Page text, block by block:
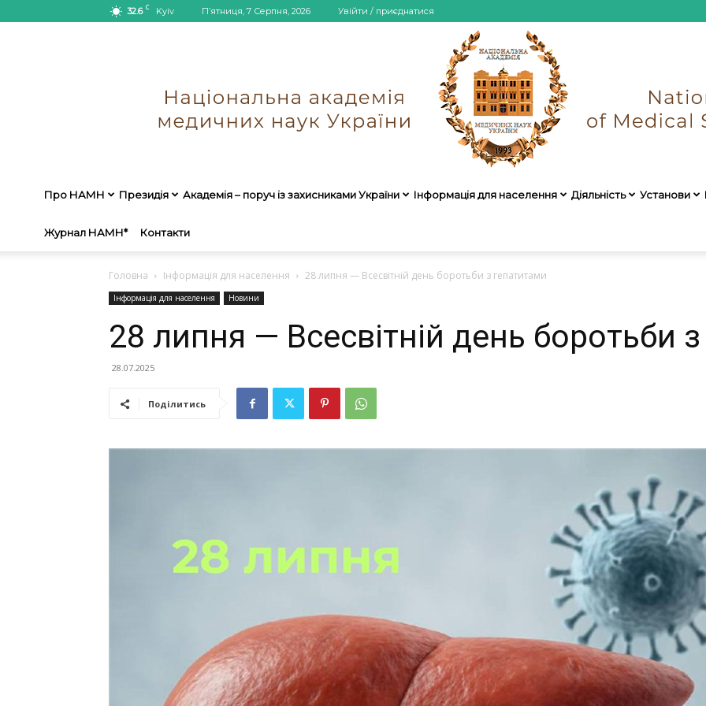
32.6 C Kyiv П’ятниця, 7 Серпня, 2026 Увійти / приєднатися
України
Про НАМН Президія Академія – поруч із захисниками України Інформація для населення Діяльність Установи
Журнал НАМН* Контакти
Головна Інформація для населення 28 липня — Всесвітній день боротьби з гепатитами
Інформація для населення Новини
28 липня — Всесвітній день боротьби
28.07.2025
Поділитись